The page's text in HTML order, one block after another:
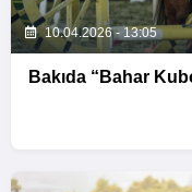
10.04.2026 - 13:05
Bakıda “Bahar